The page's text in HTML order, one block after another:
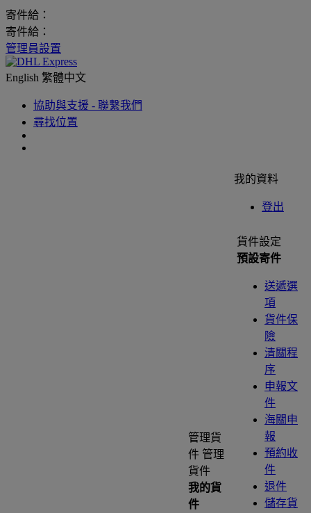
寄件給：
寄件給：
管理員設置
English 繁體中文
協助與支援 - 聯繫我們
尋找位置
我的資料
登出
管理貨
件 管理
貨件
我的貨
件
貨件設定
預設寄件
送遞選
項
貨件保
險
清關程
序
申報文
件
海關申
報
預約收
件
退件
儲存貨